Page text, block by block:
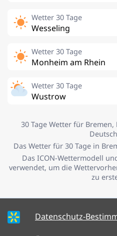
Wetter 30 Tage
Wesseling
Wetter 30 Tage
Monheim am Rhein
Wetter 30 Tage
Wustrow
30 Tage Wetter für
Das Wetter für 30 Tage in
Das ICON-Wettermodell
verwendet, um die
zu
Datenschutz-